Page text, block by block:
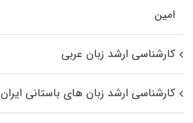
اﻣﻴﻦ
کارشناسی ارشد زبان عربی
کارشناسی ارشد زبان‌ های باستانی ایران